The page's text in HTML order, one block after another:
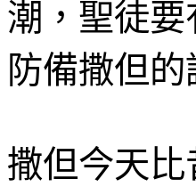
潮，聖徒
防備撒但的
撒但今天